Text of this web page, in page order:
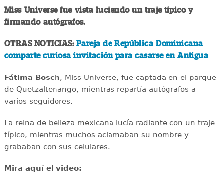
Miss Universe fue vista luciendo un traje típico y
firmando autógrafos.
OTRAS NOTICIAS: Pareja de República Dominicana
comparte curiosa invitación para casarse en Antigua
Fátima Bosch, Miss Universe, fue captada en el parque
de Quetzaltenango, mientras repartía autógrafos a
varios seguidores.
La reina de belleza mexicana lucía radiante con un traje
típico, mientras muchos aclamaban su nombre y
grababan con sus celulares.
Mira aquí el video: